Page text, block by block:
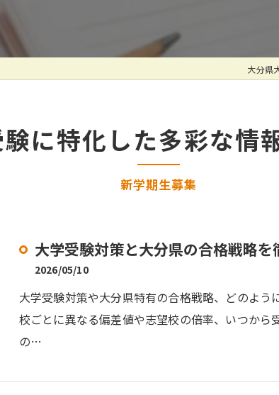
大分県
に特化した多彩な情
新学期生募集
大学受験対策と大分県の合格戦略
2026/05/10
大学受験対策や大分県特有の合格戦略、どのよ
校ごとに異なる偏差値や志望校の倍率、いつか
の…